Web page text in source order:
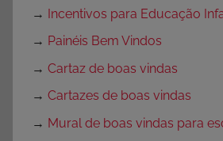
→ Incentivos para Educação
→ Painéis Bem Vindos
→ Cartaz de boas vindas
→ Cartazes de boas vindas
→ Mural de boas vindas para